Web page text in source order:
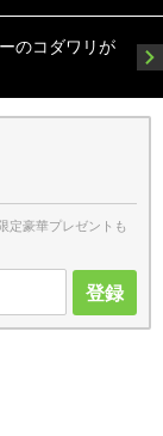
のコダワリが
定豪華プレゼントも
登録